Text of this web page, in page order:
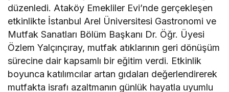
düzenledi. Ataköy Emekliler Evi’nde gerçekleşen
etkinlikte İstanbul Arel Üniversitesi Gastronomi ve
Mutfak Sanatları Bölüm Başkanı Dr. Öğr. Üyesi
Özlem Yalçınçıray, mutfak atıklarının geri dönüşüm
sürecine dair kapsamlı bir eğitim verdi. Etkinlik
boyunca katılımcılar artan gıdaları değerlendirerek
mutfakta israfı azaltmanın günlük hayatla uyumlu